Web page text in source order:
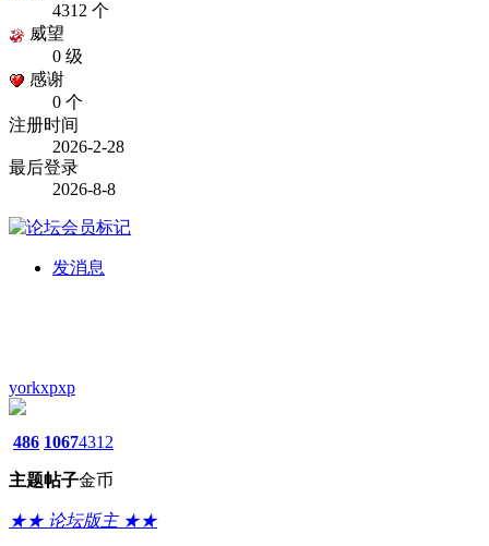
4312 个
威望
0 级
感谢
0 个
注册时间
2026-2-28
最后登录
2026-8-8
发消息
yorkxpxp
486
主题
1067
帖子
4312
金币
★★ 论坛版主 ★★